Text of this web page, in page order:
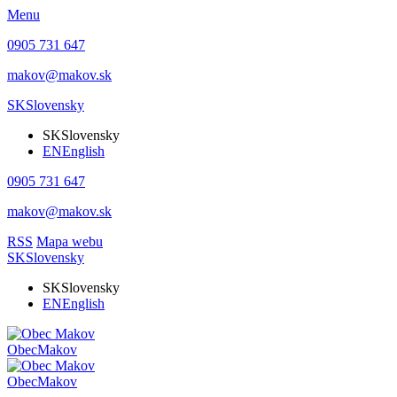
Menu
0905 731 647
makov@makov.sk
SKSlovensky
SKSlovensky
ENEnglish
0905 731 647
makov@makov.sk
RSS Mapa webu
SKSlovensky
SKSlovensky
ENEnglish
ObecMakov
ObecMakov